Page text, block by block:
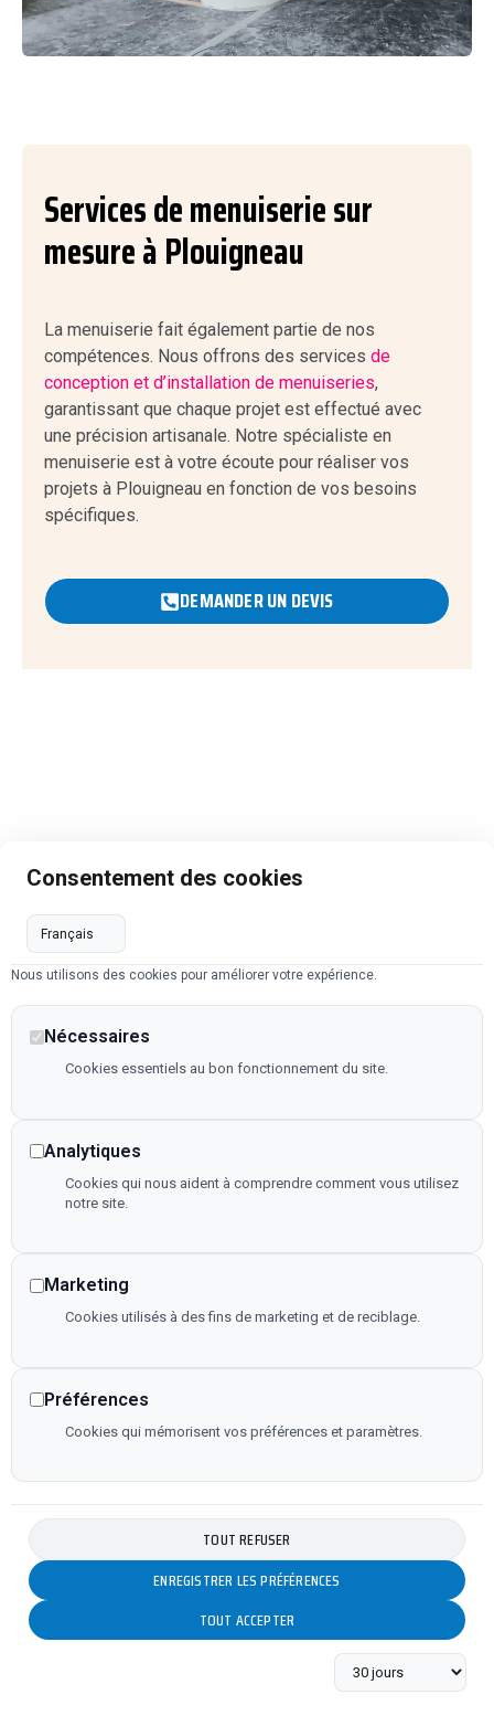
Services de menuiserie sur
mesure à Plouigneau
La menuiserie fait également partie de nos
compétences. Nous offrons des services de
conception et d’installation de menuiseries,
garantissant que chaque projet est effectué avec
une précision artisanale. Notre spécialiste en
menuiserie est à votre écoute pour réaliser vos
projets à Plouigneau en fonction de vos besoins
spécifiques.
DEMANDER UN DEVIS
Consentement des cookies
Nous utilisons des cookies pour améliorer votre expérience.
Nécessaires
Cookies essentiels au bon fonctionnement du site.
Analytiques
Cookies qui nous aident à comprendre comment vous utilisez
notre site.
Marketing
Cookies utilisés à des fins de marketing et de reciblage.
Préférences
Cookies qui mémorisent vos préférences et paramètres.
TOUT REFUSER
ENREGISTRER LES PRÉFÉRENCES
TOUT ACCEPTER